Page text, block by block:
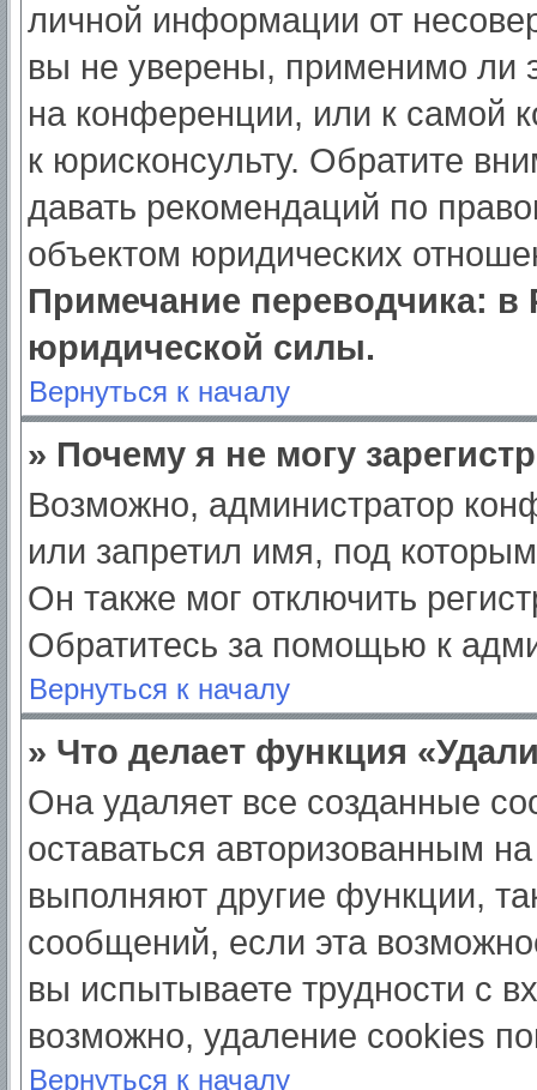
личной информации от
вы не уверены, применимо ли
на конференции, или к самой
к юрисконсульту. Обратите
давать рекомендаций по
объектом юридических
Примечание переводчика: в
юридической силы.
Вернуться к началу
» Почему я не могу
Возможно, администратор
или запретил имя, под
Он также мог отключить
Обратитесь за помощью к
Вернуться к началу
» Что делает функция
Она удаляет все созданные
оставаться авторизованным
выполняют другие функции,
сообщений, если эта
вы испытываете трудности с
возможно, удаление cookies
Вернуться к началу